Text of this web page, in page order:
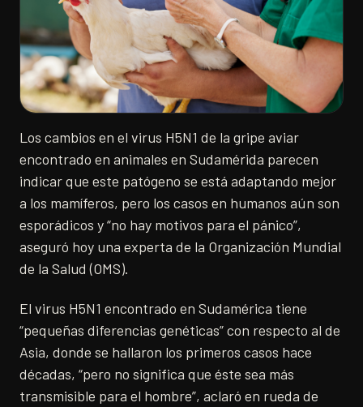
Los cambios en el virus H5N1 de la gripe aviar
encontrado en animales en Sudamérida parecen
indicar que este patógeno se está adaptando mejor
a los mamíferos, pero los casos en humanos aún son
esporádicos y “no hay motivos para el pánico”,
aseguró hoy una experta de la Organización Mundial
de la Salud (OMS).
El virus H5N1 encontrado en Sudamérica tiene
“pequeñas diferencias genéticas” con respecto al de
Asia, donde se hallaron los primeros casos hace
décadas, “pero no significa que éste sea más
transmisible para el hombre”, aclaró en rueda de